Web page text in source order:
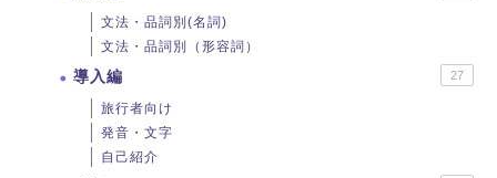
文法・品詞別(名詞)
文法・品詞別（形容詞）
導入編 27
旅行者向け
発音・文字
自己紹介